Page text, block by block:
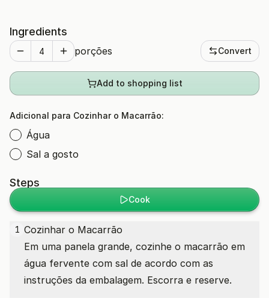
Ingredients
porções Convert
Add to shopping list
Adicional para Cozinhar o Macarrão:
Água
Sal a gosto
Steps
Cook
1 Cozinhar o Macarrão
Em uma panela grande, cozinhe o macarrão em
água fervente com sal de acordo com as
instruções da embalagem. Escorra e reserve.